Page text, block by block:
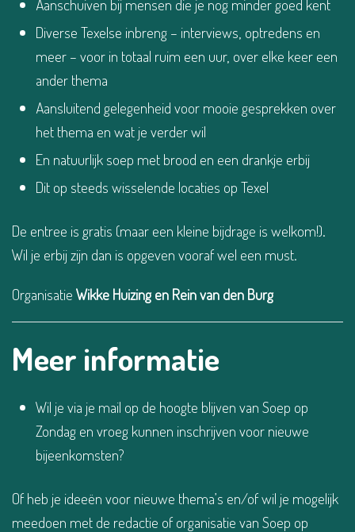
Aanschuiven bij mensen die je nog minder goed kent
Diverse Texelse inbreng – interviews, optredens en
meer – voor in totaal ruim een uur, over elke keer een
ander thema
Aansluitend gelegenheid voor mooie gesprekken over
het thema en wat je verder wil
En natuurlijk soep met brood en een drankje erbij
Dit op steeds wisselende locaties op Texel
De entree is gratis (maar een kleine bijdrage is welkom!).
Wil je erbij zijn dan is opgeven vooraf wel een must.
Organisatie Wikke Huizing en Rein van den Burg
Meer informatie
Wil je via je mail op de hoogte blijven van Soep op
Zondag en vroeg kunnen inschrijven voor nieuwe
bijeenkomsten?
Of heb je ideeën voor nieuwe thema’s en/of wil je mogelijk
meedoen met de redactie of organisatie van Soep op